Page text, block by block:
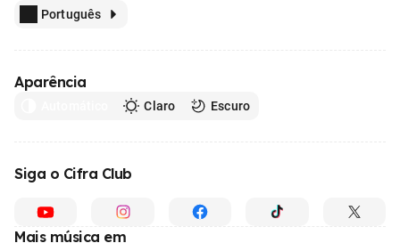
Português
Aparência
Claro Escuro
Siga o Cifra Club
Mais música em